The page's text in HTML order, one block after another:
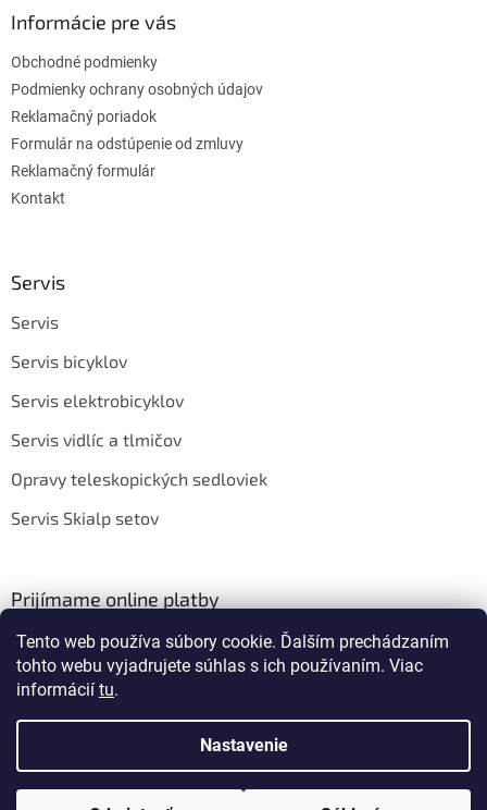
Tento web používa súbory cookie. Ďalším prechádzaním
tohto webu vyjadrujete súhlas s ich používaním. Viac
informácií tu.
Nastavenie
Informácie pre vás
Obchodné podmienky
Podmienky ochrany osobných údajov
Reklamačný poriadok
Formulár na odstúpenie od zmluvy
Reklamačný formulár
Kontakt
Servis
Servis
Servis bicyklov
Servis elektrobicyklov
Servis vidlíc a tlmičov
Opravy teleskopických sedloviek
Servis Skialp setov
Prijímame online platby
Vytvoril Shoptet